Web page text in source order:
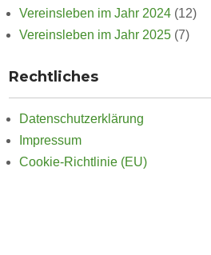
Vereinsleben im Jahr 2024 (12)
Vereinsleben im Jahr 2025 (7)
Rechtliches
Datenschutzerklärung
Impressum
Cookie-Richtlinie (EU)